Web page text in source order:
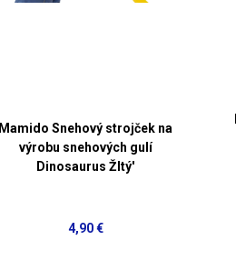
Mamido Snehový strojček na
výrobu snehových gulí
Dinosaurus Žltý'
4,90 €